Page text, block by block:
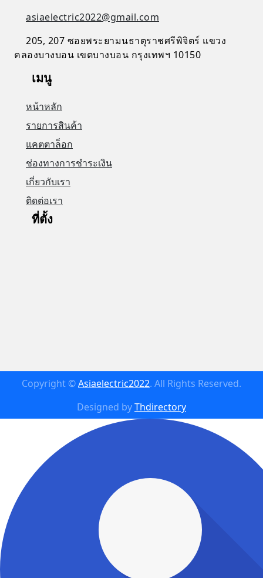
asiaelectric2022@gmail.com
205, 207 ซอยพระยามนธาตุราชศรีพิจิตร์ แขวง
คลองบางบอน เขตบางบอน กรุงเทพฯ 10150
เมนู
หน้าหลัก
รายการสินค้า
แคตตาล็อก
ช่องทางการชำระเงิน
เกี่ยวกับเรา
ติดต่อเรา
ที่ตั้ง
Copyright ©Asiaelectric2022. All Rights Reserved.
Designed byThdirectory